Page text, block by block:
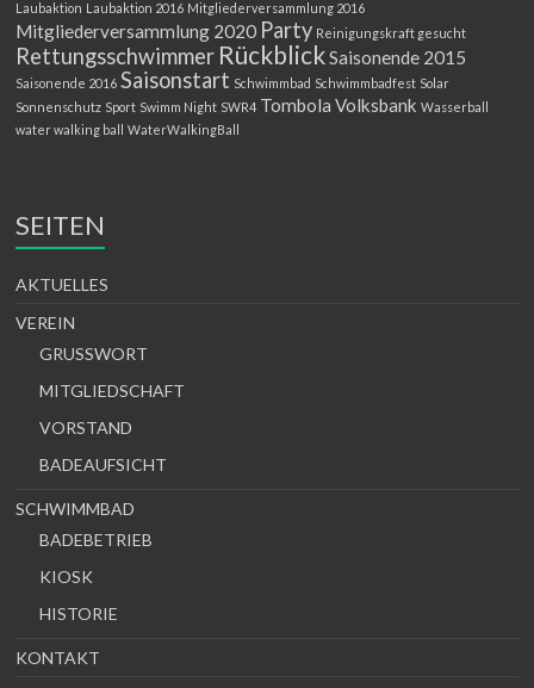
Laubaktion Laubaktion 2016 Mitgliederversammlung 2016
Mitgliederversammlung 2020 Party Reinigungskraft gesucht
Rettungsschwimmer RückblickSaisonende 2015
Saisonende 2016 Saisonstart Schwimmbad Schwimmbadfest Solar
Sonnenschutz Sport Swimm Night SWR4 Tombola Volksbank Wasserball
water walking ball
WaterWalkingBall
SEITEN
AKTUELLES
VEREIN
GRUSSWORT
MITGLIEDSCHAFT
VORSTAND
BADEAUFSICHT
SCHWIMMBAD
BADEBETRIEB
KIOSK
HISTORIE
KONTAKT